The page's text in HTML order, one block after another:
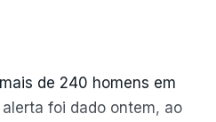
de 240 homens em
foi dado ontem, ao